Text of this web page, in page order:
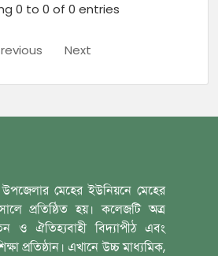
0 to 0 of 0 entries
Next
উপজেলার মেহের ইউনিয়নে মেহের
প্রতিষ্ঠিত হয়। কলেজটি অত্র
ও ঐতিহ্যবাহী বিদ্যাপীঠ এবং
প্রতিষ্ঠান। এখানে উচ্চ মাধ্যমিক,